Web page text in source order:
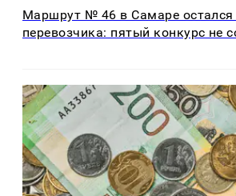
Маршрут № 46 в Самаре остался
перевозчика: пятый конкурс не